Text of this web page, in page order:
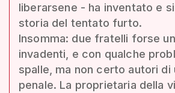
liberarsene - ha inventato e
storia del tentato furto.
Insomma: due fratelli forse
invadenti, e con qualche
spalle, ma non certo autori di
penale. La proprietaria della